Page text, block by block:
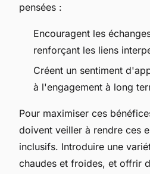
pensées :
Encouragent les
renforçant les liens
Créent un sentiment
à l'engagement à long
Pour maximiser ces
doivent veiller à rendre ces
inclusifs. Introduire une
chaudes et froides, et offrir